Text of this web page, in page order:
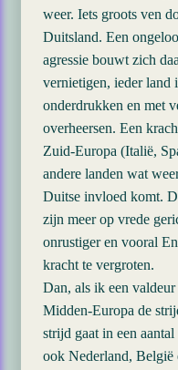
weer. Iets groots ven
Duitsland. Een
agressie bouwt zich
vernietigen, ieder
onderdrukken en met
overheersen. Een
Zuid-Europa (Italië,
andere landen wat
Duitse invloed komt.
zijn meer op vrede
onrustiger en vooral
kracht te vergroten.
Dan, als ik een
Midden-Europa de
strijd gaat in een
ook Nederland,